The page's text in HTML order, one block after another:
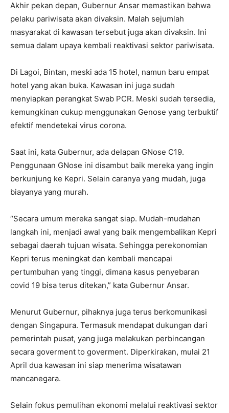
Akhir pekan depan, Gubernur Ansar memastikan bahwa
pelaku pariwisata akan divaksin. Malah sejumlah
masyarakat di kawasan tersebut juga akan divaksin. Ini
semua dalam upaya kembali reaktivasi sektor pariwisata.
Di Lagoi, Bintan, meski ada 15 hotel, namun baru empat
hotel yang akan buka. Kawasan ini juga sudah
menyiapkan perangkat Swab PCR. Meski sudah tersedia,
kemungkinan cukup menggunakan Genose yang terbuktif
efektif mendetekai virus corona.
Saat ini, kata Gubernur, ada delapan GNose C19.
Penggunaan GNose ini disambut baik mereka yang ingin
berkunjung ke Kepri. Selain caranya yang mudah, juga
biayanya yang murah.
“Secara umum mereka sangat siap. Mudah-mudahan
langkah ini, menjadi awal yang baik mengembalikan Kepri
sebagai daerah tujuan wisata. Sehingga perekonomian
Kepri terus meningkat dan kembali mencapai
pertumbuhan yang tinggi, dimana kasus penyebaran
covid 19 bisa terus ditekan,” kata Gubernur Ansar.
Menurut Gubernur, pihaknya juga terus berkomunikasi
dengan Singapura. Termasuk mendapat dukungan dari
pemerintah pusat, yang juga melakukan perbincangan
secara goverment to goverment. Diperkirakan, mulai 21
April dua kawasan ini siap menerima wisatawan
mancanegara.
Selain fokus pemulihan ekonomi melalui reaktivasi sektor